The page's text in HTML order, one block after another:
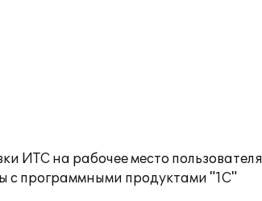
ИТС на рабочее место пользователя
с программными продуктами "1С"